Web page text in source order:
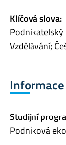
Klíčová slova:
Podnikatelský
Vzdělávání;
Studijní
Podniková